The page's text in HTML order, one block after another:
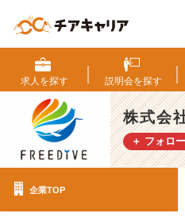
式
会
社
F
R
E
V
求人を探す 説明会を探す
株式会
＋ フォロー
企業TOP